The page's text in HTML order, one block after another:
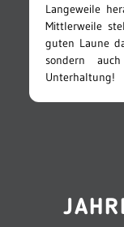
Langeweile
Mittlerweile
guten Laune
sondern
Unterhaltung!